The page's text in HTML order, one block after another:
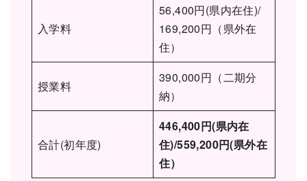
入学料
56,400円(県内在住)/
169,200円（県外在
住）
授業料
390,000円（二期分
納）
合計(初年度)
446,400円(県内在
住)/559,200円(県外在
住）